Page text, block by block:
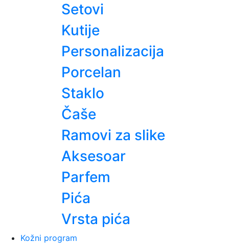
Setovi
Kutije
Personalizacija
Porcelan
Staklo
Čaše
Ramovi za slike
Aksesoar
Parfem
Pića
Vrsta pića
Kožni program